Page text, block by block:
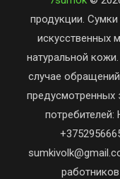
продукции.
искусственных
натуральной
случае
предусмотренных